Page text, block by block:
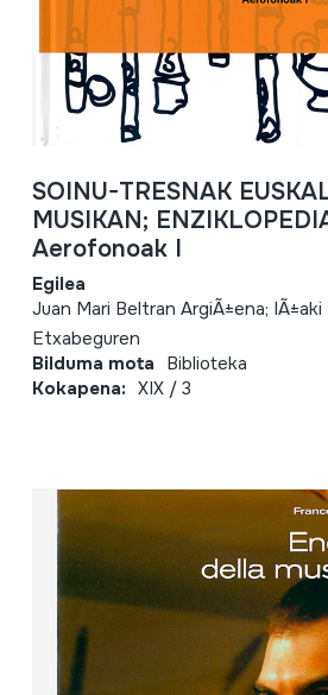
SOINU-TRESNAK
MUSIKAN;
Aerofonoak I
Egilea
Juan Mari Beltran ArgiÃ±ena; IÃ±aki
Etxabeguren
Bilduma mota Biblioteka
Kokapena: XIX / 3